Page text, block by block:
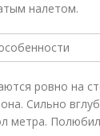
налетом.
ровно на
Сильно
метра.